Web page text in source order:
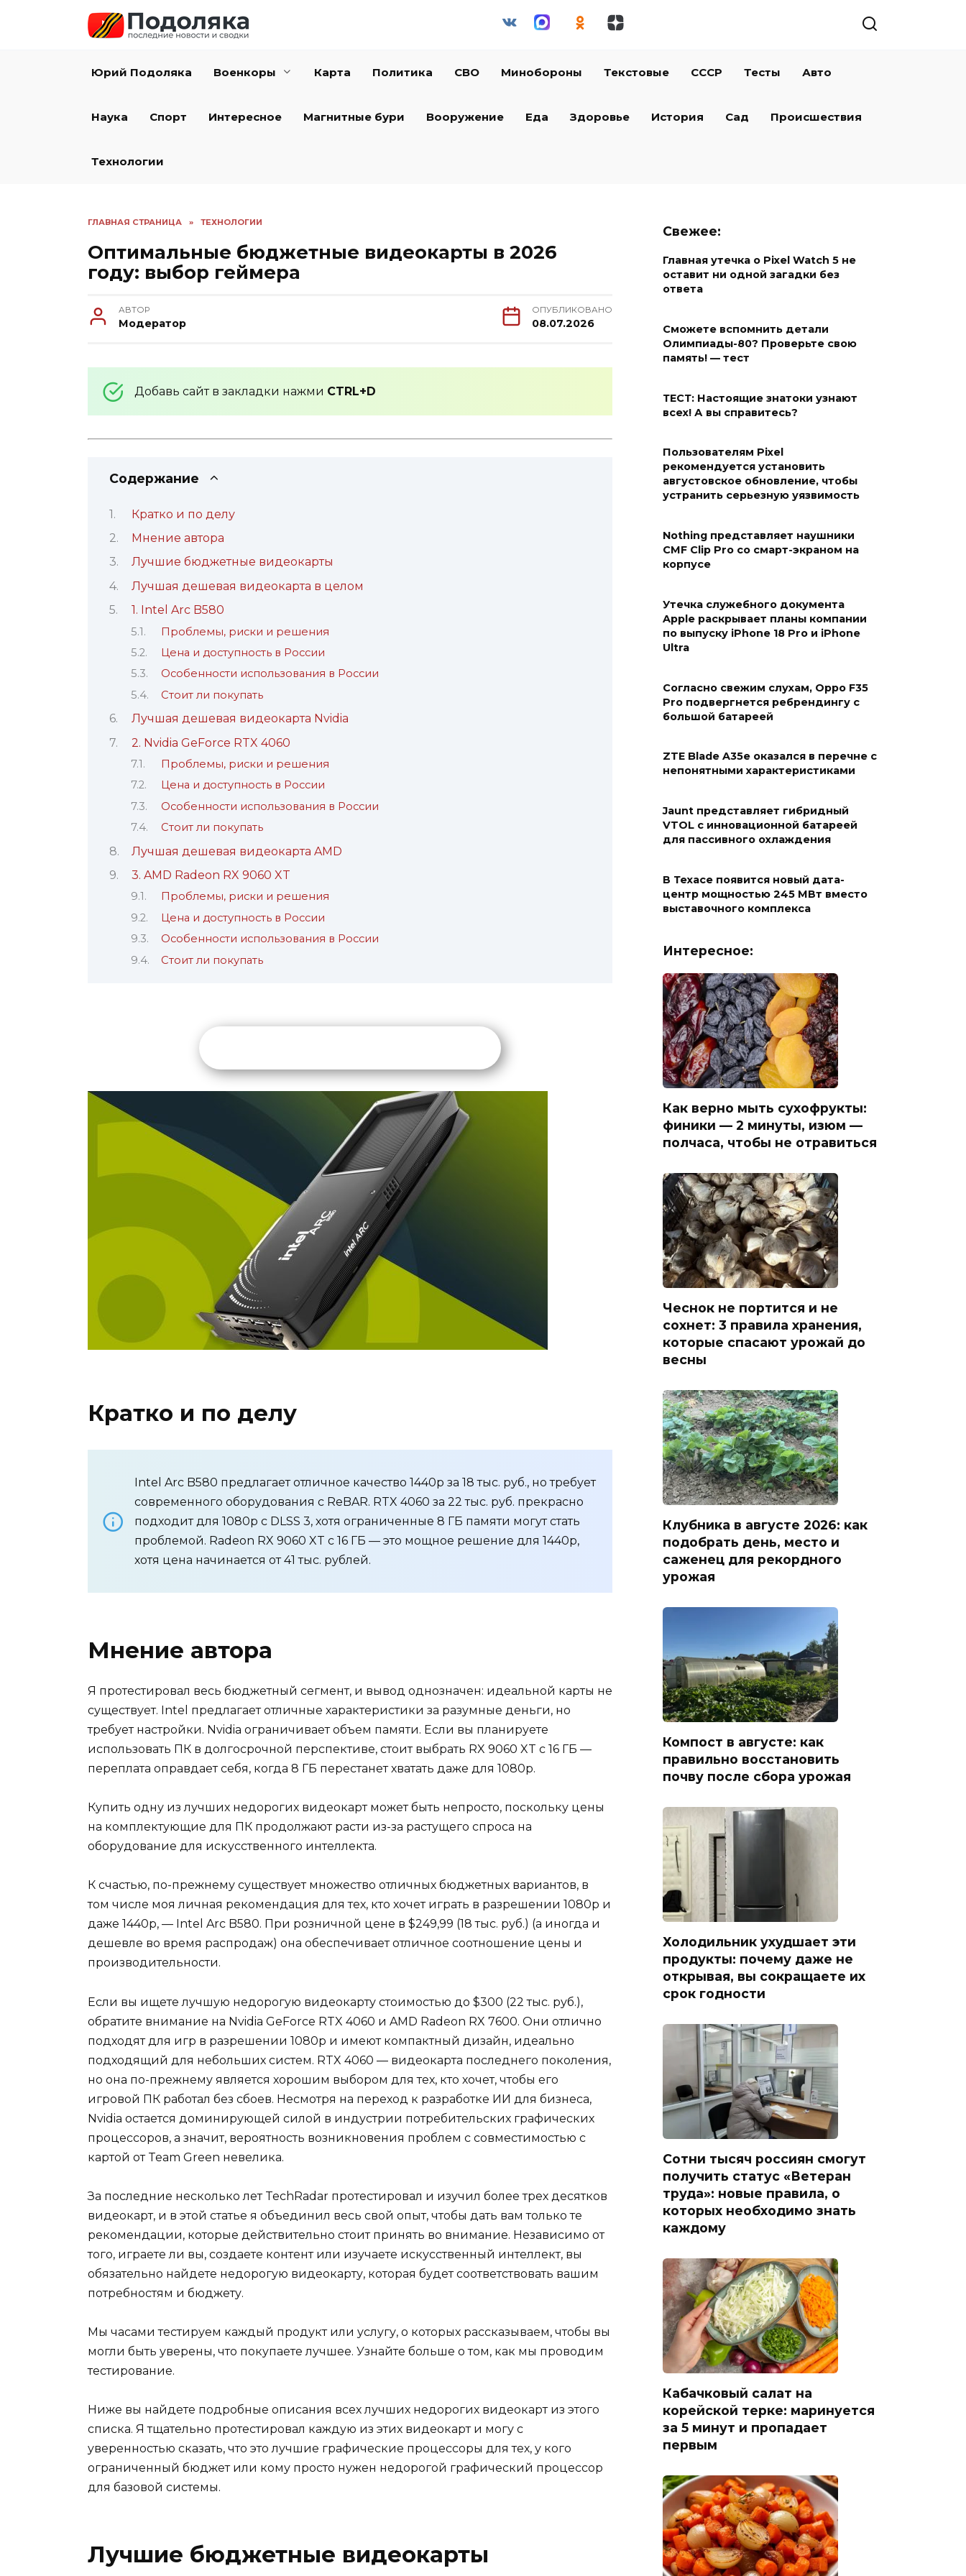
Юрий Подоляка Военкоры Карта Политика СВО Минобороны Текстовые СССР Тесты Авто
Наука Спорт Интересное Магнитные бури Вооружение Еда Здоровье История Сад Происшествия
Технологии
ГЛАВНАЯ СТРАНИЦА » ТЕХНОЛОГИИ
Оптимальные бюджетные видеокарты в 2026
году: выбор геймера
АВТОР
Модератор
ОПУБЛИКОВАНО
08.07.2026
Добавь сайт в закладки нажми CTRL+D
Содержание
Кратко и по делу
Мнение автора
Лучшие бюджетные видеокарты
Лучшая дешевая видеокарта в целом
1. Intel Arc B580
Проблемы, риски и решения
Цена и доступность в России
Особенности использования в России
Стоит ли покупать
Лучшая дешевая видеокарта Nvidia
2. Nvidia GeForce RTX 4060
Проблемы, риски и решения
Цена и доступность в России
Особенности использования в России
Стоит ли покупать
Лучшая дешевая видеокарта AMD
3. AMD Radeon RX 9060 XT
Проблемы, риски и решения
Цена и доступность в России
Особенности использования в России
Стоит ли покупать
Кратко и по делу
Intel Arc B580 предлагает отличное качество 1440p за 18 тыс. руб., но требует
современного оборудования с ReBAR. RTX 4060 за 22 тыс. руб. прекрасно
подходит для 1080p с DLSS 3, хотя ограниченные 8 ГБ памяти могут стать
проблемой. Radeon RX 9060 XT с 16 ГБ — это мощное решение для 1440p,
хотя цена начинается от 41 тыс. рублей.
Мнение автора
Я протестировал весь бюджетный сегмент, и вывод однозначен: идеальной карты не
существует. Intel предлагает отличные характеристики за разумные деньги, но
требует настройки. Nvidia ограничивает объем памяти. Если вы планируете
использовать ПК в долгосрочной перспективе, стоит выбрать RX 9060 XT с 16 ГБ —
переплата оправдает себя, когда 8 ГБ перестанет хватать даже для 1080p.
Купить одну из лучших недорогих видеокарт может быть непросто, поскольку цены
на комплектующие для ПК продолжают расти из-за растущего спроса на
оборудование для искусственного интеллекта.
К счастью, по-прежнему существует множество отличных бюджетных вариантов, в
том числе моя личная рекомендация для тех, кто хочет играть в разрешении 1080p и
даже 1440p, — Intel Arc B580. При розничной цене в $249,99 (18 тыс. руб.) (а иногда и
дешевле во время распродаж) она обеспечивает отличное соотношение цены и
производительности.
Если вы ищете лучшую недорогую видеокарту стоимостью до $300 (22 тыс. руб.),
обратите внимание на Nvidia GeForce RTX 4060 и AMD Radeon RX 7600. Они отлично
подходят для игр в разрешении 1080p и имеют компактный дизайн, идеально
подходящий для небольших систем. RTX 4060 — видеокарта последнего поколения,
но она по-прежнему является хорошим выбором для тех, кто хочет, чтобы его
игровой ПК работал без сбоев. Несмотря на переход к разработке ИИ для бизнеса,
Nvidia остается доминирующей силой в индустрии потребительских графических
процессоров, а значит, вероятность возникновения проблем с совместимостью с
картой от Team Green невелика.
За последние несколько лет TechRadar протестировал и изучил более трех десятков
видеокарт, и в этой статье я объединил весь свой опыт, чтобы дать вам только те
рекомендации, которые действительно стоит принять во внимание. Независимо от
того, играете ли вы, создаете контент или изучаете искусственный интеллект, вы
обязательно найдете недорогую видеокарту, которая будет соответствовать вашим
потребностям и бюджету.
Мы часами тестируем каждый продукт или услугу, о которых рассказываем, чтобы вы
могли быть уверены, что покупаете лучшее. Узнайте больше о том, как мы проводим
тестирование.
Ниже вы найдете подробные описания всех лучших недорогих видеокарт из этого
списка. Я тщательно протестировал каждую из этих видеокарт и могу с
уверенностью сказать, что это лучшие графические процессоры для тех, у кого
ограниченный бюджет или кому просто нужен недорогой графический процессор
для базовой системы.
Лучшие бюджетные видеокарты
Свежее:
Главная утечка о Pixel Watch 5 не
оставит ни одной загадки без
ответа
Сможете вспомнить детали
Олимпиады-80? Проверьте свою
память! — тест
ТЕСТ: Настоящие знатоки узнают
всех! А вы справитесь?
Пользователям Pixel
рекомендуется установить
августовское обновление, чтобы
устранить серьезную уязвимость
Nothing представляет наушники
CMF Clip Pro со смарт-экраном на
корпусе
Утечка служебного документа
Apple раскрывает планы компании
по выпуску iPhone 18 Pro и iPhone
Ultra
Согласно свежим слухам, Oppo F35
Pro подвергнется ребрендингу с
большой батареей
ZTE Blade A35e оказался в перечне с
непонятными характеристиками
Jaunt представляет гибридный
VTOL с инновационной батареей
для пассивного охлаждения
В Техасе появится новый дата-
центр мощностью 245 МВт вместо
выставочного комплекса
Интересное:
Как верно мыть сухофрукты:
финики — 2 минуты, изюм —
полчаса, чтобы не отравиться
Чеснок не портится и не
сохнет: 3 правила хранения,
которые спасают урожай до
весны
Клубника в августе 2026: как
подобрать день, место и
саженец для рекордного
урожая
Компост в августе: как
правильно восстановить
почву после сбора урожая
Холодильник ухудшает эти
продукты: почему даже не
открывая, вы сокращаете их
срок годности
Сотни тысяч россиян смогут
получить статус «Ветеран
труда»: новые правила, о
которых необходимо знать
каждому
Кабачковый салат на
корейской терке: маринуется
за 5 минут и пропадает
первым